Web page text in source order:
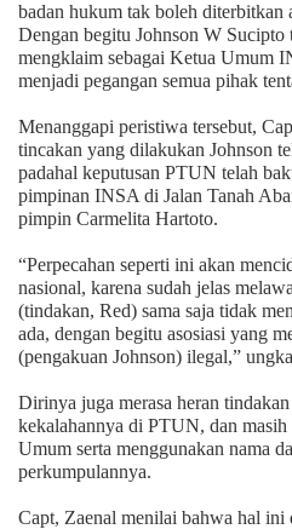
badan hukum tak boleh diterbitkan
Dengan begitu Johnson W Sucipto
mengklaim sebagai Ketua Umum
menjadi pegangan semua pihak
Menanggapi peristiwa tersebut,
tincakan yang dilakukan Johnson
padahal keputusan PTUN telah
pimpinan INSA di Jalan Tanah
pimpin Carmelita Hartoto.
“Perpecahan seperti ini akan
nasional, karena sudah jelas
(tindakan, Red) sama saja tidak
ada, dengan begitu asosiasi yang
(pengakuan Johnson) ilegal,”
Dirinya juga merasa heran
kekalahannya di PTUN, dan
Umum serta menggunakan nama
perkumpulannya.
Capt, Zaenal menilai bahwa hal